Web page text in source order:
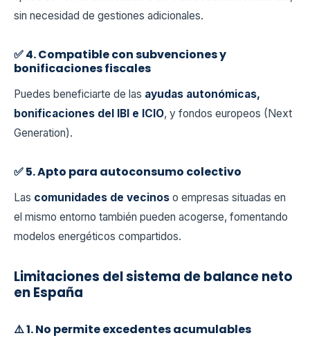
sin necesidad de gestiones adicionales.
✅ 4. Compatible con subvenciones y
bonificaciones fiscales
Puedes beneficiarte de las ayudas autonómicas,
bonificaciones del IBI e ICIO, y fondos europeos (Next
Generation).
✅ 5. Apto para autoconsumo colectivo
Las comunidades de vecinos o empresas situadas en
el mismo entorno también pueden acogerse, fomentando
modelos energéticos compartidos.
Limitaciones del sistema de balance neto
en España
⚠️ 1. No permite excedentes acumulables